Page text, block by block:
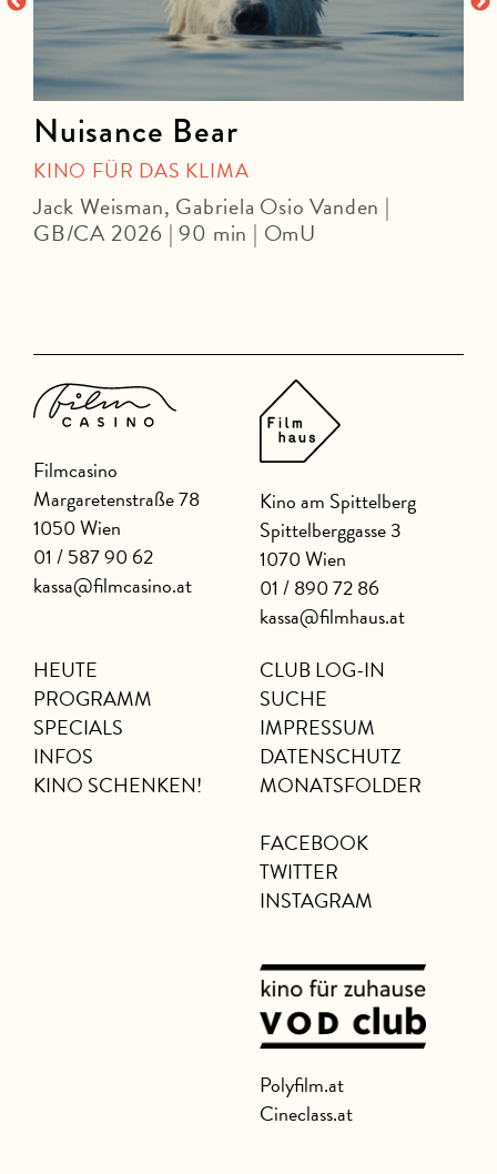
Nuisance Bear
KINO FÜR DAS KLIMA
Jack Weisman, Gabriela Osio Vanden |
GB/CA 2026 | 90 min | OmU
Filmcasino
Margaretenstraße 78
1050 Wien
01 / 587 90 62
kassa@filmcasino.at
Kino am Spittelberg
Spittelberggasse 3
1070 Wien
01 / 890 72 86
kassa@filmhaus.at
HEUTE
PROGRAMM
SPECIALS
INFOS
KINO SCHENKEN!
CLUB LOG-IN
SUCHE
IMPRESSUM
DATENSCHUTZ
MONATSFOLDER
FACEBOOK
TWITTER
INSTAGRAM
Polyfilm.at
Cineclass.at